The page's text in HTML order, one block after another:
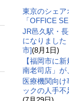
東京のシェア
「OFFICE
JR邑久駅・
になりました
市](8月1日)
【福岡市に
南老司店」が
医療機関向
ックの人手